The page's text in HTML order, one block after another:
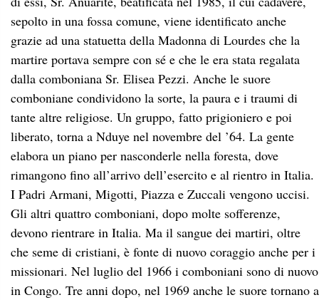
sepolto in una fossa comune, viene identificato anche
grazie ad una statuetta della Madonna di Lourdes che la
martire portava sempre con sé e che le era stata regalata
dalla comboniana Sr. Elisea Pezzi. Anche le suore
comboniane condividono la sorte, la paura e i traumi di
tante altre religiose. Un gruppo, fatto prigioniero e poi
liberato, torna a Nduye nel novembre del ’64. La gente
elabora un piano per nasconderle nella foresta, dove
rimangono fino all’arrivo dell’esercito e al rientro in Italia.
I Padri Armani, Migotti, Piazza e Zuccali vengono uccisi.
Gli altri quattro comboniani, dopo molte sofferenze,
devono rientrare in Italia. Ma il sangue dei martiri, oltre
che seme di cristiani, è fonte di nuovo coraggio anche per i
missionari. Nel luglio del 1966 i comboniani sono di nuovo
in Congo. Tre anni dopo, nel 1969 anche le suore tornano a